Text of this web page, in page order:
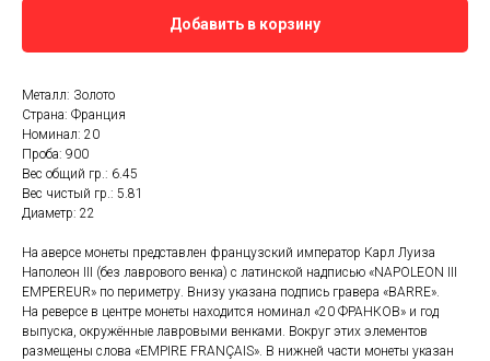
Добавить в корзину
Металл: Золото
Страна: Франция
Номинал: 20
Проба: 900
Вес общий гр.: 6.45
Вес чистый гр.: 5.81
Диаметр: 22
На аверсе монеты представлен французский император Карл Луиза
Наполеон III (без лаврового венка) с латинской надписью «NAPOLEON III
EMPEREUR» по периметру. Внизу указана подпись гравера «BARRE».
На реверсе в центре монеты находится номинал «20 ФРАНКОВ» и год
выпуска, окружённые лавровыми венками. Вокруг этих элементов
размещены слова «EMPIRE FRANÇAIS». В нижней части монеты указан